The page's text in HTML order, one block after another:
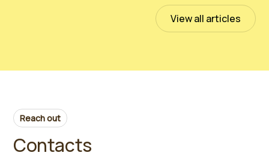
View all articles
Reach out
Contacts